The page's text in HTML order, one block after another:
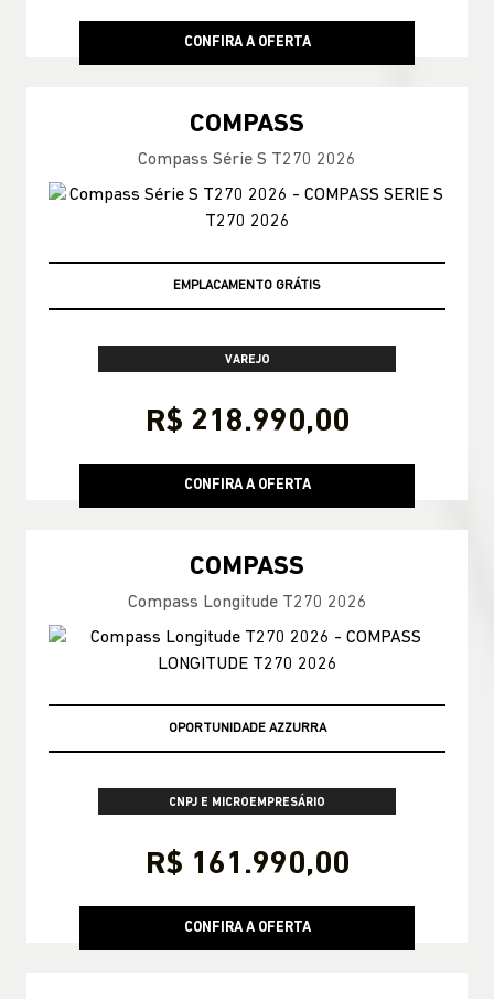
CONFIRA A OFERTA
COMPASS
Compass Série S T270 2026
TAXA ZERO
VAREJO
R$ 218.990,00
CONFIRA A OFERTA
COMPASS
Compass Longitude T270 2026
MELHOR PREÇO DO RIO DE JANEIRO
CNPJ E MICROEMPRESÁRIO
R$ 161.990,00
CONFIRA A OFERTA